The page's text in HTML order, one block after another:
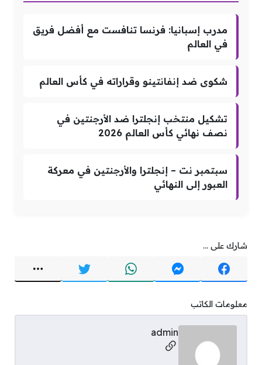
مدرب إسبانيا: فرنسا تنافست مع أفضل فريق
في العالم
شكوى ضد إنفانتينو وقراراته في كأس العالم
تشكيل منتخب إنجلترا ضد الأرجنتين في
نصف نهائي كأس العالم 2026
سبتمبر نت – إنجلترا والأرجنتين في معركة
العبور إلى النهائي
شارك على ...
معلومات الكاتب
admin
مواقع التواصل